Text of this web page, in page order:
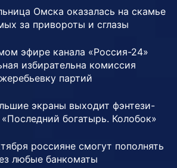
Омска оказалась на скамье
за привороты и сглазы
эфире канала «Россия-24»
избирательна комиссия
партий
экраны выходит фэнтези-
богатырь. Колобок»
россияне смогут пополнять
любые банкоматы